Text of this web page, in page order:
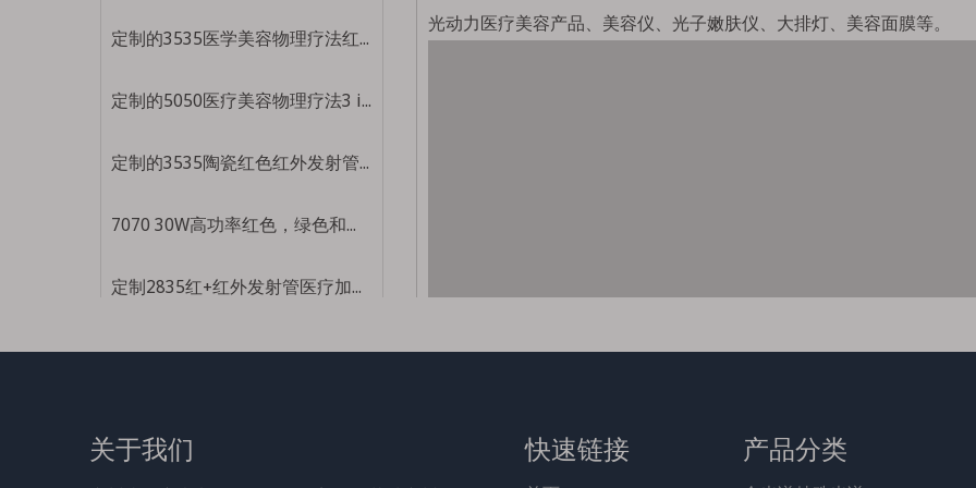
定制的3535医学美容物理疗法红色和蓝色双色465nm 625nm LED珠
定制的5050医疗美容物理疗法3 in-1 630nm 830nm 1070nm红色红外LED珠
定制的3535陶瓷红色红外发射管医用供暖LED珠医疗美容疗法3535 LED珠
7070 30W高功率红色，绿色和蓝色灯珠手电筒LED灯珠
定制2835红+红外发射管医疗加热led灯珠医疗美容理疗仪2835led灯珠
2835美容LED灯珠 红色发光二极管+红外发射管 医用加热治疗灯珠
光动力医疗美容产品、美容仪、光子嫩肤仪、大排灯、美容面膜等。
关于我们 快速链接 产品分类